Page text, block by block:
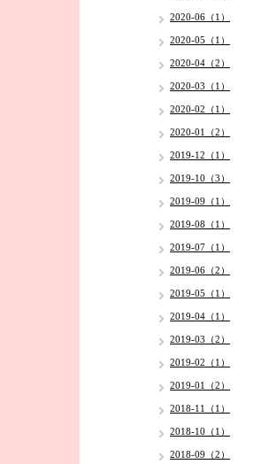
2020-06（1）
2020-05（1）
2020-04（2）
2020-03（1）
2020-02（1）
2020-01（2）
2019-12（1）
2019-10（3）
2019-09（1）
2019-08（1）
2019-07（1）
2019-06（2）
2019-05（1）
2019-04（1）
2019-03（2）
2019-02（1）
2019-01（2）
2018-11（1）
2018-10（1）
2018-09（2）